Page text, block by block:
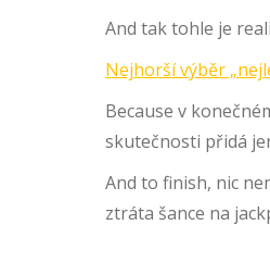
And tak tohle je
Nejhorší výběr
Because v
skutečnosti přidá
And to finish, nic
ztráta šance na